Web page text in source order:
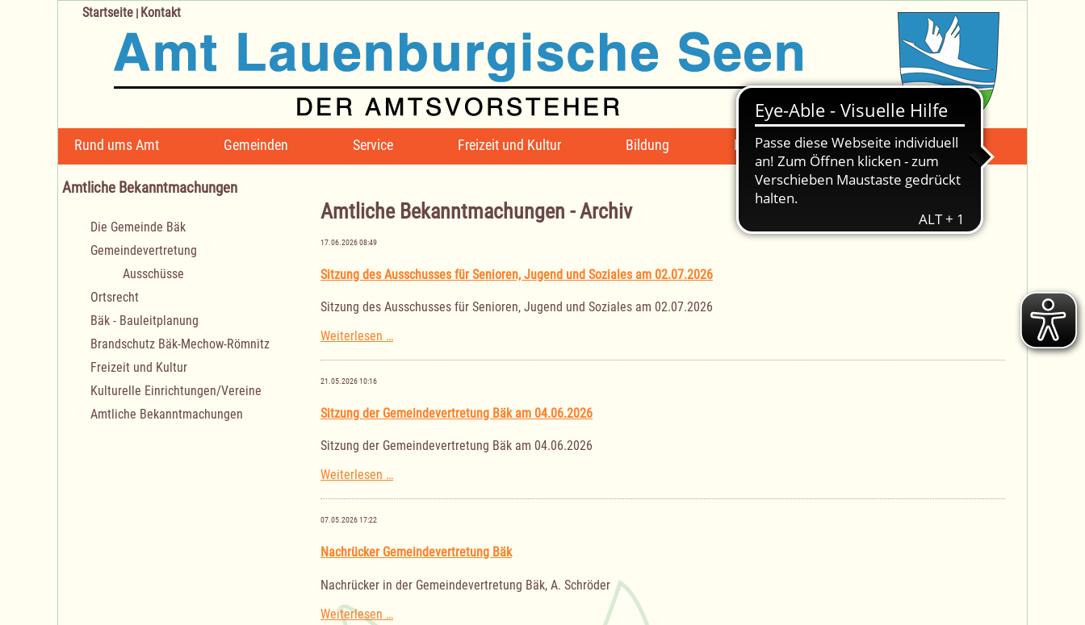
Navigation
überspringen
Rund ums Amt Gemeinden Service Freizeit und Kultur Bildung Mängelmeldung Suche -
Startseite | Kontakt
Amtliche Bekanntmachungen - Archiv
17.06.2026 08:49
Sitzung des Ausschusses für Senioren, Jugend und Soziales am 02.07.2026
Sitzung des Ausschusses für Senioren, Jugend und Soziales am 02.07.2026
Weiterlesen …Sitzung
Jugend
Soziales
21.05.2026 10:16
Sitzung der Gemeindevertretung Bäk am 04.06.2026
Sitzung der Gemeindevertretung Bäk am 04.06.2026
Weiterlesen …Sitzung
04.06.2026
07.05.2026 17:22
Nachrücker Gemeindevertretung Bäk
Nachrücker in der Gemeindevertretung Bäk, A. Schröder
Weiterlesen …
Amtliche Bekanntmachungen
Navigation
überspringen
Die Gemeinde Bäk
Gemeindevertretung
Ausschüsse
Ortsrecht
Bäk - Bauleitplanung
Brandschutz Bäk-Mechow-Römnitz
Freizeit und Kultur
Kulturelle Einrichtungen/Vereine
Amtliche Bekanntmachungen